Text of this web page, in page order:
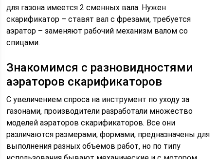
для газона имеется 2 сменных вала. Нужен
скарификатор – ставят вал с фрезами, требуется
аэратор – заменяют рабочий механизм валом со
спицами.
Знакомимся с разновидностями
аэраторов скарификаторов
С увеличением спроса на инструмент по уходу за
газонами, производители разработали множество
моделей аэраторов скарификаторов. Все они
различаются размерами, формами, предназначены для
выполнения разных объемов работ, но по типу